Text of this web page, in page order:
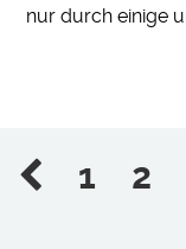
nur durch einige
1 2